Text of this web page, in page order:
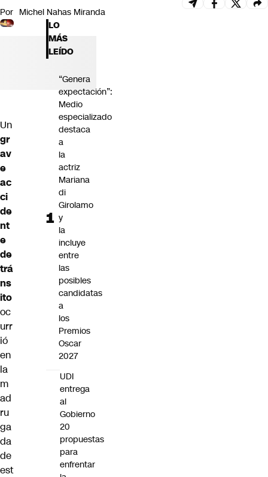
Por Michel Nahas Miranda
Un
gr
av
e
ac
ci
de
nt
e
de
trá
ns
ito
oc
urr
ió
en
la
m
ad
ru
ga
da
de
est
LO
MÁS
LEÍDO
“Genera
expectación”:
Medio
especializado
destaca
a
la
actriz
Mariana
di
Girolamo
y
la
incluye
entre
las
posibles
candidatas
a
los
Premios
Oscar
2027
UDI
entrega
al
Gobierno
20
propuestas
para
enfrentar